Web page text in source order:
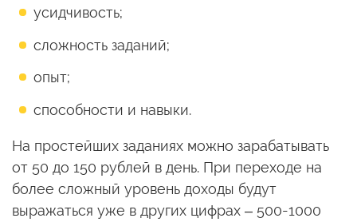
усидчивость;
сложность заданий;
опыт;
способности и навыки.
На простейших заданиях можно зарабатывать
от 50 до 150 рублей в день. При переходе на
более сложный уровень доходы будут
выражаться уже в других цифрах – 500-1000